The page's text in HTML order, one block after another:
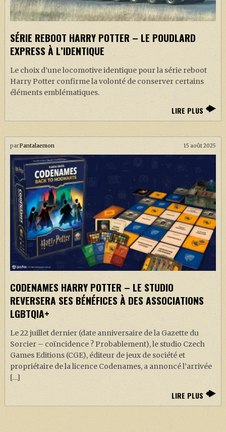
SÉRIE REBOOT HARRY POTTER – LE POUDLARD
EXPRESS À L’IDENTIQUE
Le choix d’une locomotive identique pour la série reboot
Harry Potter confirme la volonté de conserver certains
éléments emblématiques.
LIRE PLUS
parPantalaemon 15 août 2025
CODENAMES HARRY POTTER – LE STUDIO
REVERSERA SES BÉNÉFICES À DES ASSOCIATIONS
LGBTQIA+
Le 22 juillet dernier (date anniversaire de la Gazette du
Sorcier – coïncidence ? Probablement), le studio Czech
Games Editions (CGE), éditeur de jeux de société et
propriétaire de la licence Codenames, a annoncé l’arrivée
[…]
LIRE PLUS